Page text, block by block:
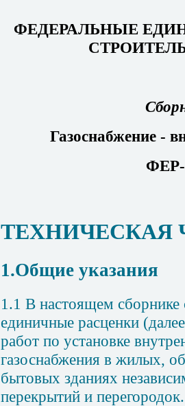
ФЕДЕРАЛЬНЫЕ
Газоснабжение -
ФЕР-
ТЕХНИЧЕСКАЯ
1.Общие указания
1.1 В настоящем сборнике
единичные расценки
работ по установке
газоснабжения в жилых,
бытовых зданиях
перекрытий и перегородок.